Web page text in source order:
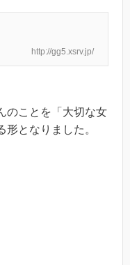
http://gg5.xsrv.jp/
のことを「大切な女
となりました。